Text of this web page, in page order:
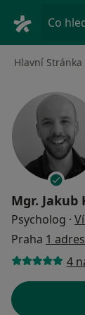
Co
Hlavní Stránka
Mgr. Jakub
Psycholog ·
Praha 1
4